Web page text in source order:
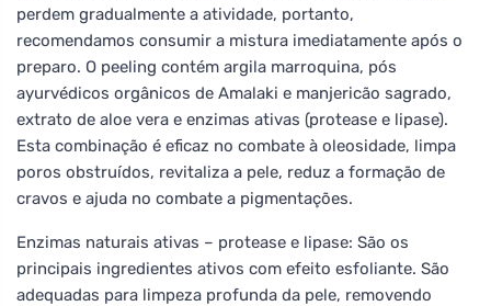
perdem gradualmente a atividade, portanto,
recomendamos consumir a mistura imediatamente após o
preparo. O peeling contém argila marroquina, pós
ayurvédicos orgânicos de Amalaki e manjericão sagrado,
extrato de aloe vera e enzimas ativas (protease e lipase).
Esta combinação é eficaz no combate à oleosidade, limpa
poros obstruídos, revitaliza a pele, reduz a formação de
cravos e ajuda no combate a pigmentações.
Enzimas naturais ativas – protease e lipase: São os
principais ingredientes ativos com efeito esfoliante. São
adequadas para limpeza profunda da pele, removendo